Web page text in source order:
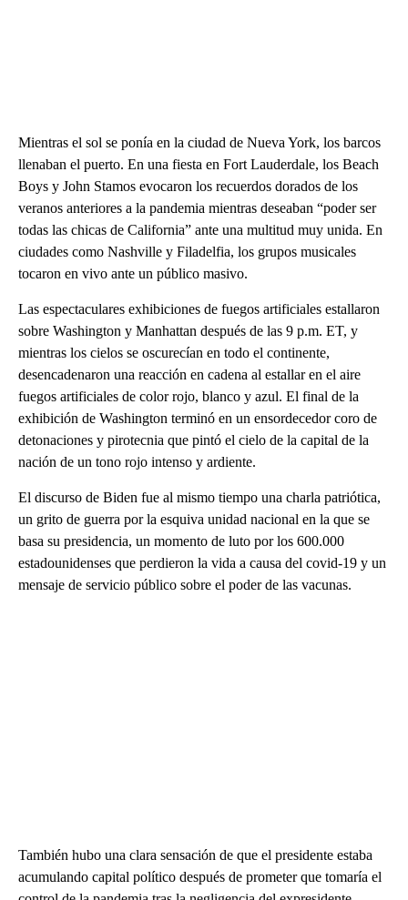
Mientras el sol se ponía en la ciudad de Nueva York, los barcos
llenaban el puerto. En una fiesta en Fort Lauderdale, los Beach
Boys y John Stamos evocaron los recuerdos dorados de los
veranos anteriores a la pandemia mientras deseaban “poder ser
todas las chicas de California” ante una multitud muy unida. En
ciudades como Nashville y Filadelfia, los grupos musicales
tocaron en vivo ante un público masivo.
Las espectaculares exhibiciones de fuegos artificiales estallaron
sobre Washington y Manhattan después de las 9 p.m. ET, y
mientras los cielos se oscurecían en todo el continente,
desencadenaron una reacción en cadena al estallar en el aire
fuegos artificiales de color rojo, blanco y azul. El final de la
exhibición de Washington terminó en un ensordecedor coro de
detonaciones y pirotecnia que pintó el cielo de la capital de la
nación de un tono rojo intenso y ardiente.
El discurso de Biden fue al mismo tiempo una charla patriótica,
un grito de guerra por la esquiva unidad nacional en la que se
basa su presidencia, un momento de luto por los 600.000
estadounidenses que perdieron la vida a causa del covid-19 y un
mensaje de servicio público sobre el poder de las vacunas.
También hubo una clara sensación de que el presidente estaba
acumulando capital político después de prometer que tomaría el